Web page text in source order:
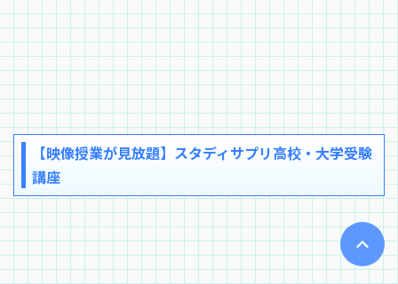
【映像授業が見放題】スタディサプリ高校・大学受験
講座